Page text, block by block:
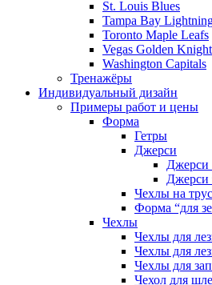
St. Louis Blues
Tampa Bay
Toronto Maple Leafs
Vegas Golden
Washington Capitals
Тренажёры
Индивидуальный дизайн
Примеры работ и цены
Форма
Гетры
Джерси
Джерси
Джерси
Чехлы на
Форма “для
Чехлы
Чехлы для
Чехлы для
Чехлы для
Чехол для